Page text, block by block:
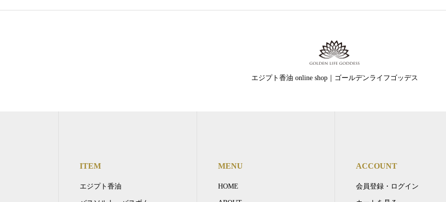
エジプト香油 online shop｜ゴールデンライフゴッデス
ITEM
エジプト香油
MENU
HOME
ACCOUNT
会員登録・ログイン